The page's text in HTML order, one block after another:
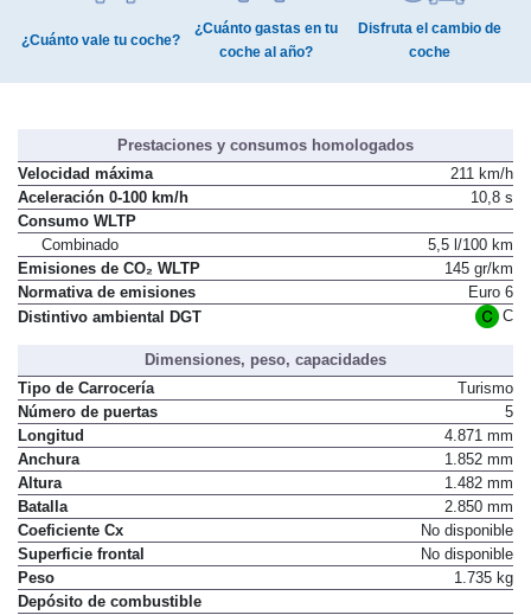
¿Cuánto vale tu coche?
¿Cuánto gastas en tu
coche al año?
Disfruta el cambio de
coche
Prestaciones y consumos homologados
Velocidad máxima
211 km/h
Aceleración 0-100 km/h
10,8 s
Consumo WLTP
Combinado
5,5 l/100 km
Emisiones de CO₂ WLTP
145 gr/km
Normativa de emisiones
Euro 6
Distintivo ambiental DGT
C
Dimensiones, peso, capacidades
Tipo de Carrocería
Turismo
Número de puertas
5
Longitud
4.871 mm
Anchura
1.852 mm
Altura
1.482 mm
Batalla
2.850 mm
Coeficiente Cx
No disponible
Superficie frontal
No disponible
Peso
1.735 kg
Depósito de combustible